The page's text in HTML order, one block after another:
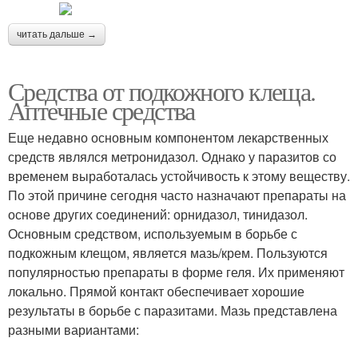
читать дальше →
Средства от подкожного клеща.
Аптечные средства
Еще недавно основным компонентом лекарственных
средств являлся метронидазол. Однако у паразитов со
временем выработалась устойчивость к этому веществу.
По этой причине сегодня часто назначают препараты на
основе других соединений: орнидазол, тинидазол.
Основным средством, используемым в борьбе с
подкожным клещом, является мазь/крем. Пользуются
популярностью препараты в форме геля. Их применяют
локально. Прямой контакт обеспечивает хорошие
результаты в борьбе с паразитами. Мазь представлена
разными вариантами: